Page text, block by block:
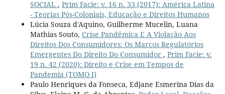
SOCIAL , Prim Facie: v. 16 n. 33 (2017): América Latina
- Teorias Pós-Coloniais, Educação e Direitos Humanos
Lúcia Souza d'Aquino, Guilherme Mucelin, Luana
Mathias Souto, Crise Pandêmica E A Violação Aos
Direitos Dos Consumidores: Os Marcos Regulatórios
Emergentes Do Direito Do Consumidor , Prim Facie: v.
19 n. 42 (2020): Direito e Crise em Tempos de
Pandemia (TOMO I)
Paulo Henriques da Fonseca, Edjane Esmerina Dias da